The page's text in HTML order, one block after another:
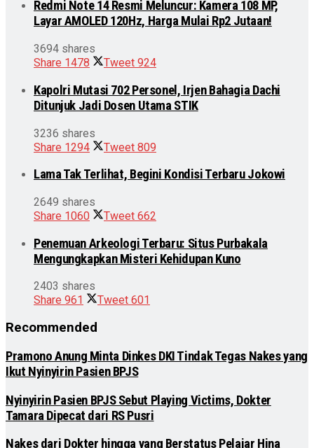
Redmi Note 14 Resmi Meluncur: Kamera 108 MP,
Layar AMOLED 120Hz, Harga Mulai Rp2 Jutaan!
3694 shares
Share 1478 Tweet 924
Kapolri Mutasi 702 Personel, Irjen Bahagia Dachi
Ditunjuk Jadi Dosen Utama STIK
3236 shares
Share 1294 Tweet 809
Lama Tak Terlihat, Begini Kondisi Terbaru Jokowi
2649 shares
Share 1060 Tweet 662
Penemuan Arkeologi Terbaru: Situs Purbakala
Mengungkapkan Misteri Kehidupan Kuno
2403 shares
Share 961 Tweet 601
Recommended
Pramono Anung Minta Dinkes DKI Tindak Tegas Nakes yang
Ikut Nyinyirin Pasien BPJS
Nyinyirin Pasien BPJS Sebut Playing Victims, Dokter
Tamara Dipecat dari RS Pusri
Nakes dari Dokter hingga yang Berstatus Pelajar Hina